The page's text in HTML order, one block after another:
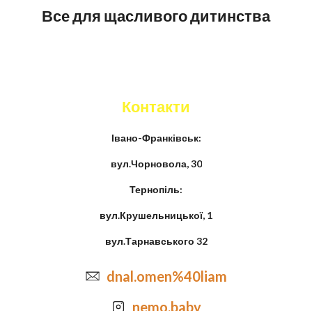
Все для щасливого дитинства
Контакти
Івано-Франківськ:
вул.Чорновола, 30
Тернопіль:
вул.Крушельницької, 1
вул.Тарнавського 32
dnal.omen%40liam
nemo.baby